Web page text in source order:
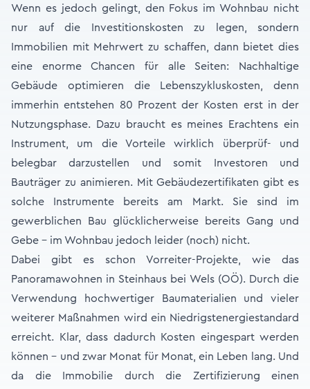
Wenn es jedoch gelingt, den Fokus im Wohnbau nicht
nur auf die Investitionskosten zu legen, sondern
Immobilien mit Mehrwert zu schaffen, dann bietet dies
eine enorme Chancen für alle Seiten: Nachhaltige
Gebäude optimieren die Lebenszykluskosten, denn
immerhin entstehen 80 Prozent der Kosten erst in der
Nutzungsphase. Dazu braucht es meines Erachtens ein
Instrument, um die Vorteile wirklich überprüf- und
belegbar darzustellen und somit Investoren und
Bauträger zu animieren. Mit Gebäudezertifikaten gibt es
solche Instrumente bereits am Markt. Sie sind im
gewerblichen Bau glücklicherweise bereits Gang und
Gebe - im Wohnbau jedoch leider (noch) nicht.
Dabei gibt es schon Vorreiter-Projekte, wie das
Panoramawohnen in Steinhaus bei Wels (OÖ). Durch die
Verwendung hochwertiger Baumaterialien und vieler
weiterer Maßnahmen wird ein Niedrigstenergiestandard
erreicht. Klar, dass dadurch Kosten eingespart werden
können – und zwar Monat für Monat, ein Leben lang. Und
da die Immobilie durch die Zertifizierung einen